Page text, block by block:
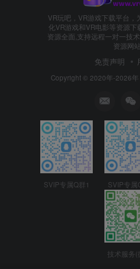
VR玩吧，VR游戏下载平台，
化VR游戏和VR电影等资源下
资源全面,支持远程一对一技
资源网站
免责声明
Copyright © 2020年-2026年
SVIP专属Q群1 SVIP专属
技术服务(